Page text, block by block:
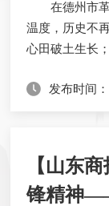
在德州市革
温度，历史不
心田破土生长
些生动实践表
政教育“小课
讲、实践育人
发布时间
【山东
锋精神